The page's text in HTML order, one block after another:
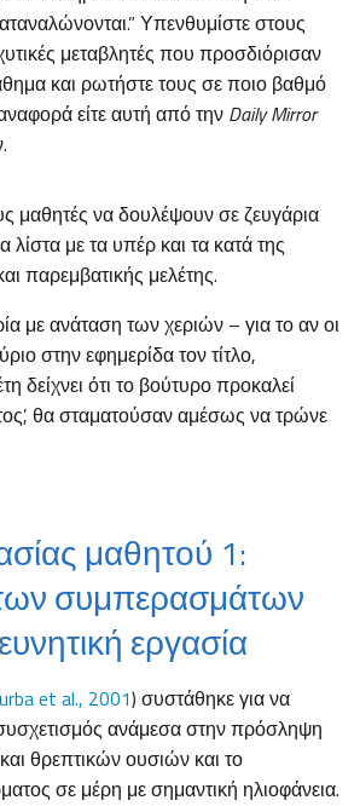
Υπενθυμίστε στους
μεταβλητές που προσδιόρισαν
και ρωτήστε τους σε ποιο βαθμό
είτε αυτή από την Daily Mirror
μαθητές να δουλέψουν σε ζευγάρια
λίστα με τα υπέρ και τα κατά της
παρεμβατικής μελέτης.
με ανάταση των χεριών – για το αν οι
στην εφημερίδα τον τίτλο,
δείχνει ότι το βούτυρο προκαλεί
θα σταματούσαν αμέσως να τρώνε
μαθητού 1:
συμπερασμάτων
εργασία
et al., 2001) συστάθηκε για να
ανάμεσα στην πρόσληψη
θρεπτικών ουσιών και το
σε μέρη με σημαντική ηλιοφάνεια.